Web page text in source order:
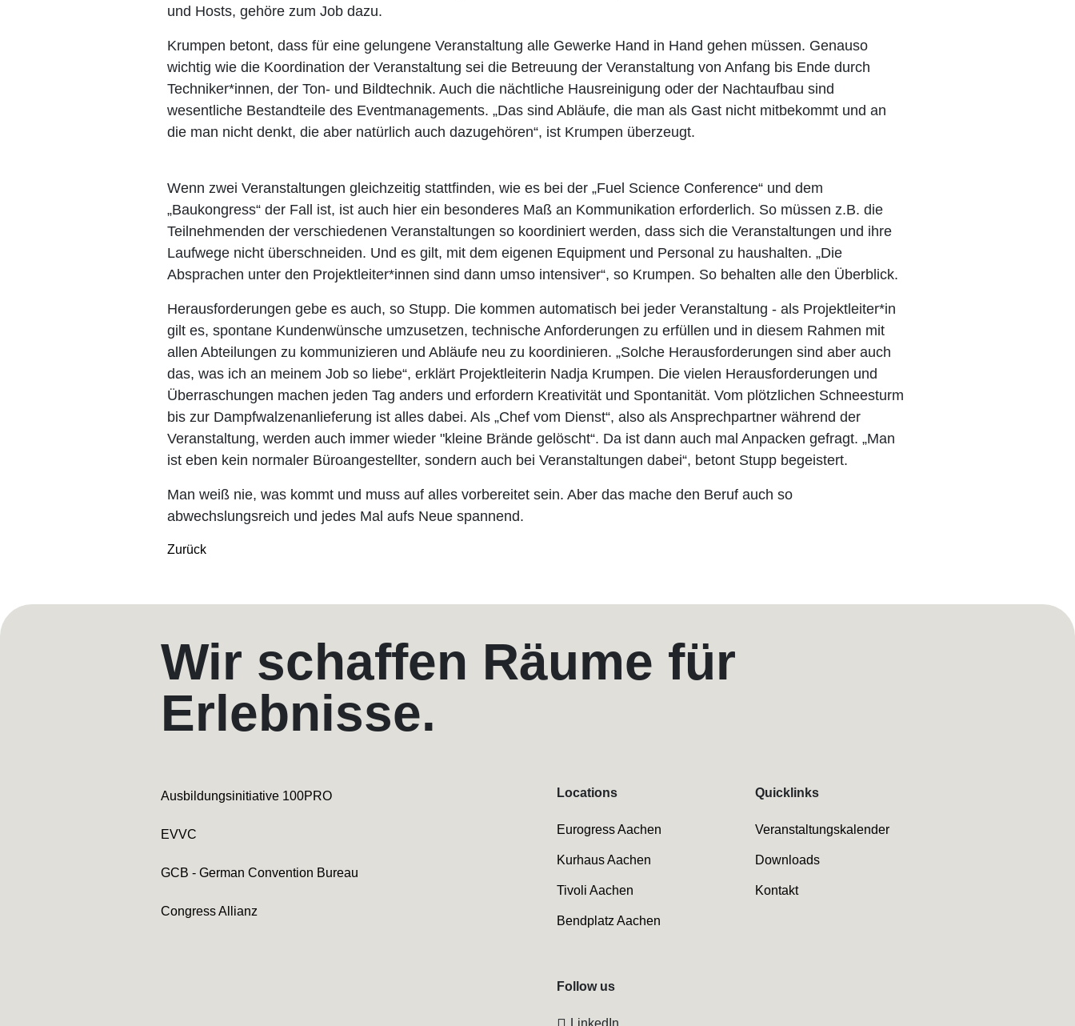
und Hosts, gehöre zum Job dazu.
Krumpen betont, dass für eine gelungene Veranstaltung alle Gewerke Hand in Hand gehen müssen. Genauso
wichtig wie die Koordination der Veranstaltung sei die Betreuung der Veranstaltung von Anfang bis Ende durch
Techniker*innen, der Ton- und Bildtechnik. Auch die nächtliche Hausreinigung oder der Nachtaufbau sind
wesentliche Bestandteile des Eventmanagements. „Das sind Abläufe, die man als Gast nicht mitbekommt und an
die man nicht denkt, die aber natürlich auch dazugehören“, ist Krumpen überzeugt.
Wenn zwei Veranstaltungen gleichzeitig stattfinden, wie es bei der „Fuel Science Conference“ und dem
„Baukongress“ der Fall ist, ist auch hier ein besonderes Maß an Kommunikation erforderlich. So müssen z.B. die
Teilnehmenden der verschiedenen Veranstaltungen so koordiniert werden, dass sich die Veranstaltungen und ihre
Laufwege nicht überschneiden. Und es gilt, mit dem eigenen Equipment und Personal zu haushalten. „Die
Absprachen unter den Projektleiter*innen sind dann umso intensiver“, so Krumpen. So behalten alle den Überblick.
Herausforderungen gebe es auch, so Stupp. Die kommen automatisch bei jeder Veranstaltung - als Projektleiter*in
gilt es, spontane Kundenwünsche umzusetzen, technische Anforderungen zu erfüllen und in diesem Rahmen mit
allen Abteilungen zu kommunizieren und Abläufe neu zu koordinieren. „Solche Herausforderungen sind aber auch
das, was ich an meinem Job so liebe“, erklärt Projektleiterin Nadja Krumpen. Die vielen Herausforderungen und
Überraschungen machen jeden Tag anders und erfordern Kreativität und Spontanität. Vom plötzlichen Schneesturm
bis zur Dampfwalzenanlieferung ist alles dabei. Als „Chef vom Dienst“, also als Ansprechpartner während der
Veranstaltung, werden auch immer wieder "kleine Brände gelöscht“. Da ist dann auch mal Anpacken gefragt. „Man
ist eben kein normaler Büroangestellter, sondern auch bei Veranstaltungen dabei“, betont Stupp begeistert.
Man weiß nie, was kommt und muss auf alles vorbereitet sein. Aber das mache den Beruf auch so
abwechslungsreich und jedes Mal aufs Neue spannend.
Zurück
Wir schaffen Räume für
Erlebnisse.
Ausbildungsinitiative 100PRO
EVVC
GCB - German Convention Bureau
Congress Allianz
Locations
Eurogress Aachen
Kurhaus Aachen
Tivoli Aachen
Bendplatz Aachen
Quicklinks
Veranstaltungskalender
Downloads
Kontakt
Follow us
LinkedIn